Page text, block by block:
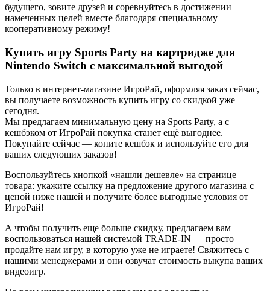
будущего, зовите друзей и соревнуйтесь в достижении
намеченных целей вместе благодаря специальному
кооперативному режиму!
Купить игру Sports Party на картридже для
Nintendo Switch с максимальной выгодой
Только в интернет-магазине ИгроРай, оформляя заказ сейчас,
вы получаете возможность купить игру со скидкой уже
сегодня.
Мы предлагаем минимальную цену на Sports Party, а с
кешбэком от ИгроРай покупка станет ещё выгоднее.
Покупайте сейчас — копите кешбэк и используйте его для
ваших следующих заказов!
Воспользуйтесь кнопкой «нашли дешевле» на странице
товара: укажите ссылку на предложение другого магазина с
ценой ниже нашей и получите более выгодные условия от
ИгроРай!
А чтобы получить еще больше скидку, предлагаем вам
воспользоваться нашей системой TRADE-IN — просто
продайте нам игру, в которую уже не играете! Свяжитесь с
нашими менеджерами и они озвучат стоимость выкупа ваших
видеоигр.